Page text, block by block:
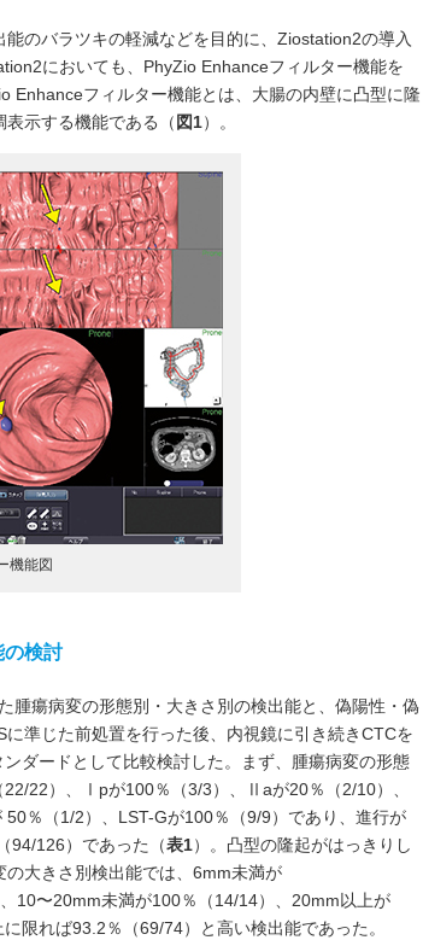
のバラツキの軽減などを目的に、Ziostation2の導入
においても、PhyZio Enhanceフィルター機能を
Enhanceフィルター機能とは、大腸の内壁に凸型に隆
示する機能である（ 図1）。
機能図
検討
腫瘍病変の形態別・大きさ別の検出能と、偽陽性・偽
準じた前処置を行った後、内視鏡に引き続きCTCを
ダードとして比較検討した。まず、腫瘍病変の形態
22）、Ⅰpが100％（3/3）、Ⅱaが20％（2/10）、
％（1/2）、LST-Gが100％（9/9）であり、進行が
94/126）であった（表1）。凸型の隆起がはっきりし
大きさ別検出能では、6mm未満が
10〜20mm未満が100％（14/14）、20mm以上が
限れば93.2％（69/74）と高い検出能であった。